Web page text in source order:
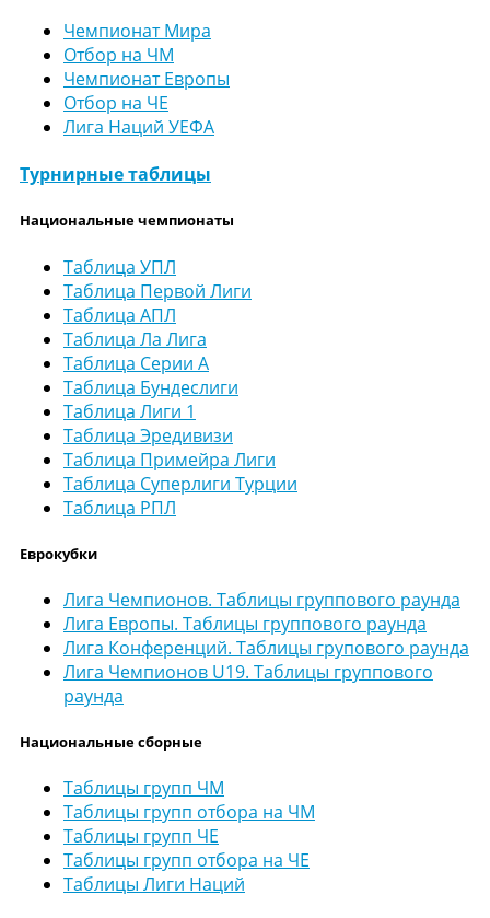
Чемпионат Мира
Отбор на ЧМ
Чемпионат Европы
Отбор на ЧЕ
Лига Наций УЕФА
Турнирные таблицы
Национальные чемпионаты
Таблица УПЛ
Таблица Первой Лиги
Таблица АПЛ
Таблица Ла Лига
Таблица Серии А
Таблица Бундеслиги
Таблица Лиги 1
Таблица Эредивизи
Таблица Примейра Лиги
Таблица Суперлиги Турции
Таблица РПЛ
Еврокубки
Лига Чемпионов. Таблицы группового раунда
Лига Европы. Таблицы группового раунда
Лига Конференций. Таблицы групового раунда
Лига Чемпионов U19. Таблицы группового
раунда
Национальные сборные
Таблицы групп ЧМ
Таблицы групп отбора на ЧМ
Таблицы групп ЧЕ
Таблицы групп отбора на ЧЕ
Таблицы Лиги Наций